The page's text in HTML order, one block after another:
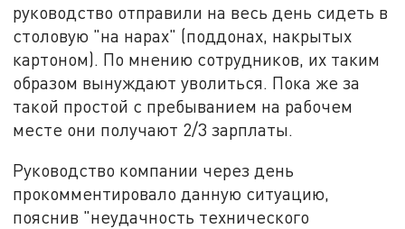
руководство отправили на весь день сидеть в
столовую "на нарах" (поддонах, накрытых
картоном). По мнению сотрудников, их таким
образом вынуждают уволиться. Пока же за
такой простой с пребыванием на рабочем
месте они получают 2/3 зарплаты.
Руководство компании через день
прокомментировало данную ситуацию,
пояснив "неудачность технического